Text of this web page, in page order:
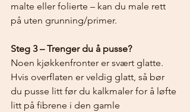
malte eller folierte – kan du male rett
på uten grunning/primer.
Steg 3 – Trenger du å pusse?
Noen kjøkkenfronter er svært glatte.
Hvis overflaten er veldig glatt, så bør
du pusse litt før du kalkmaler for å løfte
litt på fibrene i den gamle